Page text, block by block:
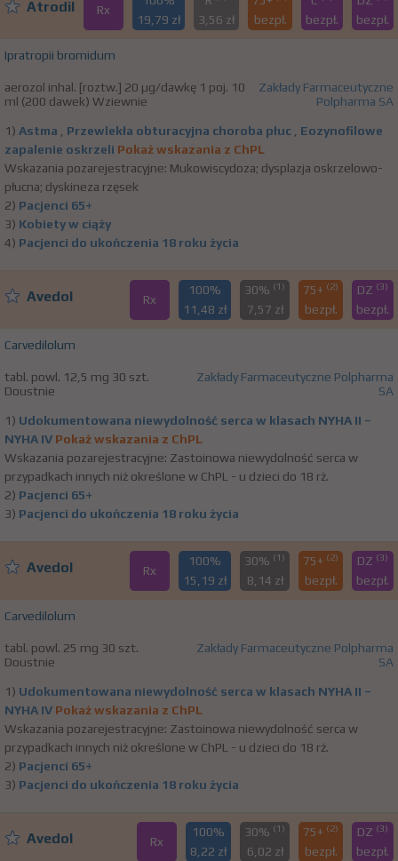
Atrodil Rx
19,79 zł
3,56 zł bezpł. bezpł. bezpł.
Ipratropii bromidum
aerozol inhal. [roztw.] 20 µg/dawkę 1 poj. 10
ml (200 dawek) Wziewnie
Zakłady Farmaceutyczne
Polpharma SA
1) Astma , Przewlekła obturacyjna choroba płuc , Eozynofilowe
zapalenie oskrzeli Pokaż wskazania z ChPL
Wskazania pozarejestracyjne: Mukowiscydoza; dysplazja oskrzelowo-
płucna; dyskineza rzęsek
2) Pacjenci 65+
3) Kobiety w ciąży
4) Pacjenci do ukończenia 18 roku życia
Avedol Rx
100%
11,48 zł
30% (1)
7,57 zł
75+ (2)
bezpł.
DZ (3)
bezpł.
Carvedilolum
tabl. powl. 12,5 mg 30 szt.
Doustnie
Zakłady Farmaceutyczne Polpharma
SA
1) Udokumentowana niewydolność serca w klasach NYHA II –
NYHA IV Pokaż wskazania z ChPL
Wskazania pozarejestracyjne: Zastoinowa niewydolność serca w
przypadkach innych niż określone w ChPL - u dzieci do 18 rż.
2) Pacjenci 65+
3) Pacjenci do ukończenia 18 roku życia
Avedol Rx
100%
15,19 zł
30% (1)
8,14 zł
75+ (2)
bezpł.
DZ (3)
bezpł.
Carvedilolum
tabl. powl. 25 mg 30 szt.
Doustnie
Zakłady Farmaceutyczne Polpharma
SA
1) Udokumentowana niewydolność serca w klasach NYHA II –
NYHA IV Pokaż wskazania z ChPL
Wskazania pozarejestracyjne: Zastoinowa niewydolność serca w
przypadkach innych niż określone w ChPL - u dzieci do 18 rż.
2) Pacjenci 65+
3) Pacjenci do ukończenia 18 roku życia
Avedol Rx
100%
8,22 zł
30% (1)
6,02 zł
75+ (2)
bezpł.
DZ (3)
bezpł.